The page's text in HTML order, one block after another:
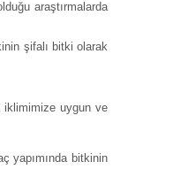
araştırmalarda
şifalı bitki olarak
iklimimize uygun ve
yapımında bitkinin